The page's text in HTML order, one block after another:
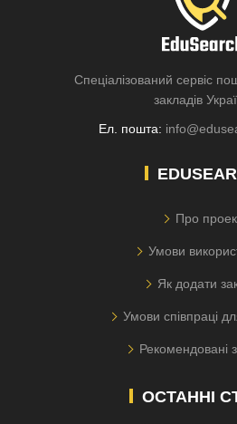
Спеціалізований сервіс
закладів
Ел. пошта:
Про
Умови
Як додати
Умови співпраці
Рекомендовані
ОСТАННІ